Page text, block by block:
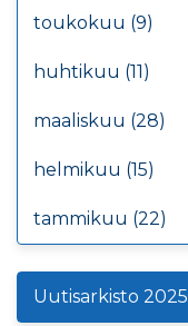
toukokuu (9)
huhtikuu (11)
maaliskuu (28)
helmikuu (15)
tammikuu (22)
Uutisarkisto 2025